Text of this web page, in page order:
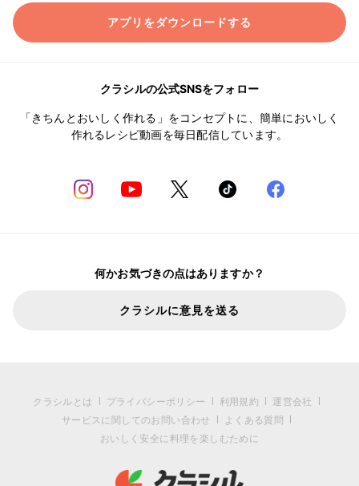
アプリをダウンロードする
クラシルの公式SNSをフォロー
「きちんとおいしく作れる」をコンセプトに、簡単においしく
作れるレシピ動画を毎日配信しています。
何かお気づきの点はありますか？
クラシルに意見を送る
クラシルとは プライバシーポリシー 利用規約
運営会社
サービスに関してのお問い合わせ
よくある質問
おいしく安全に料理を楽しむために